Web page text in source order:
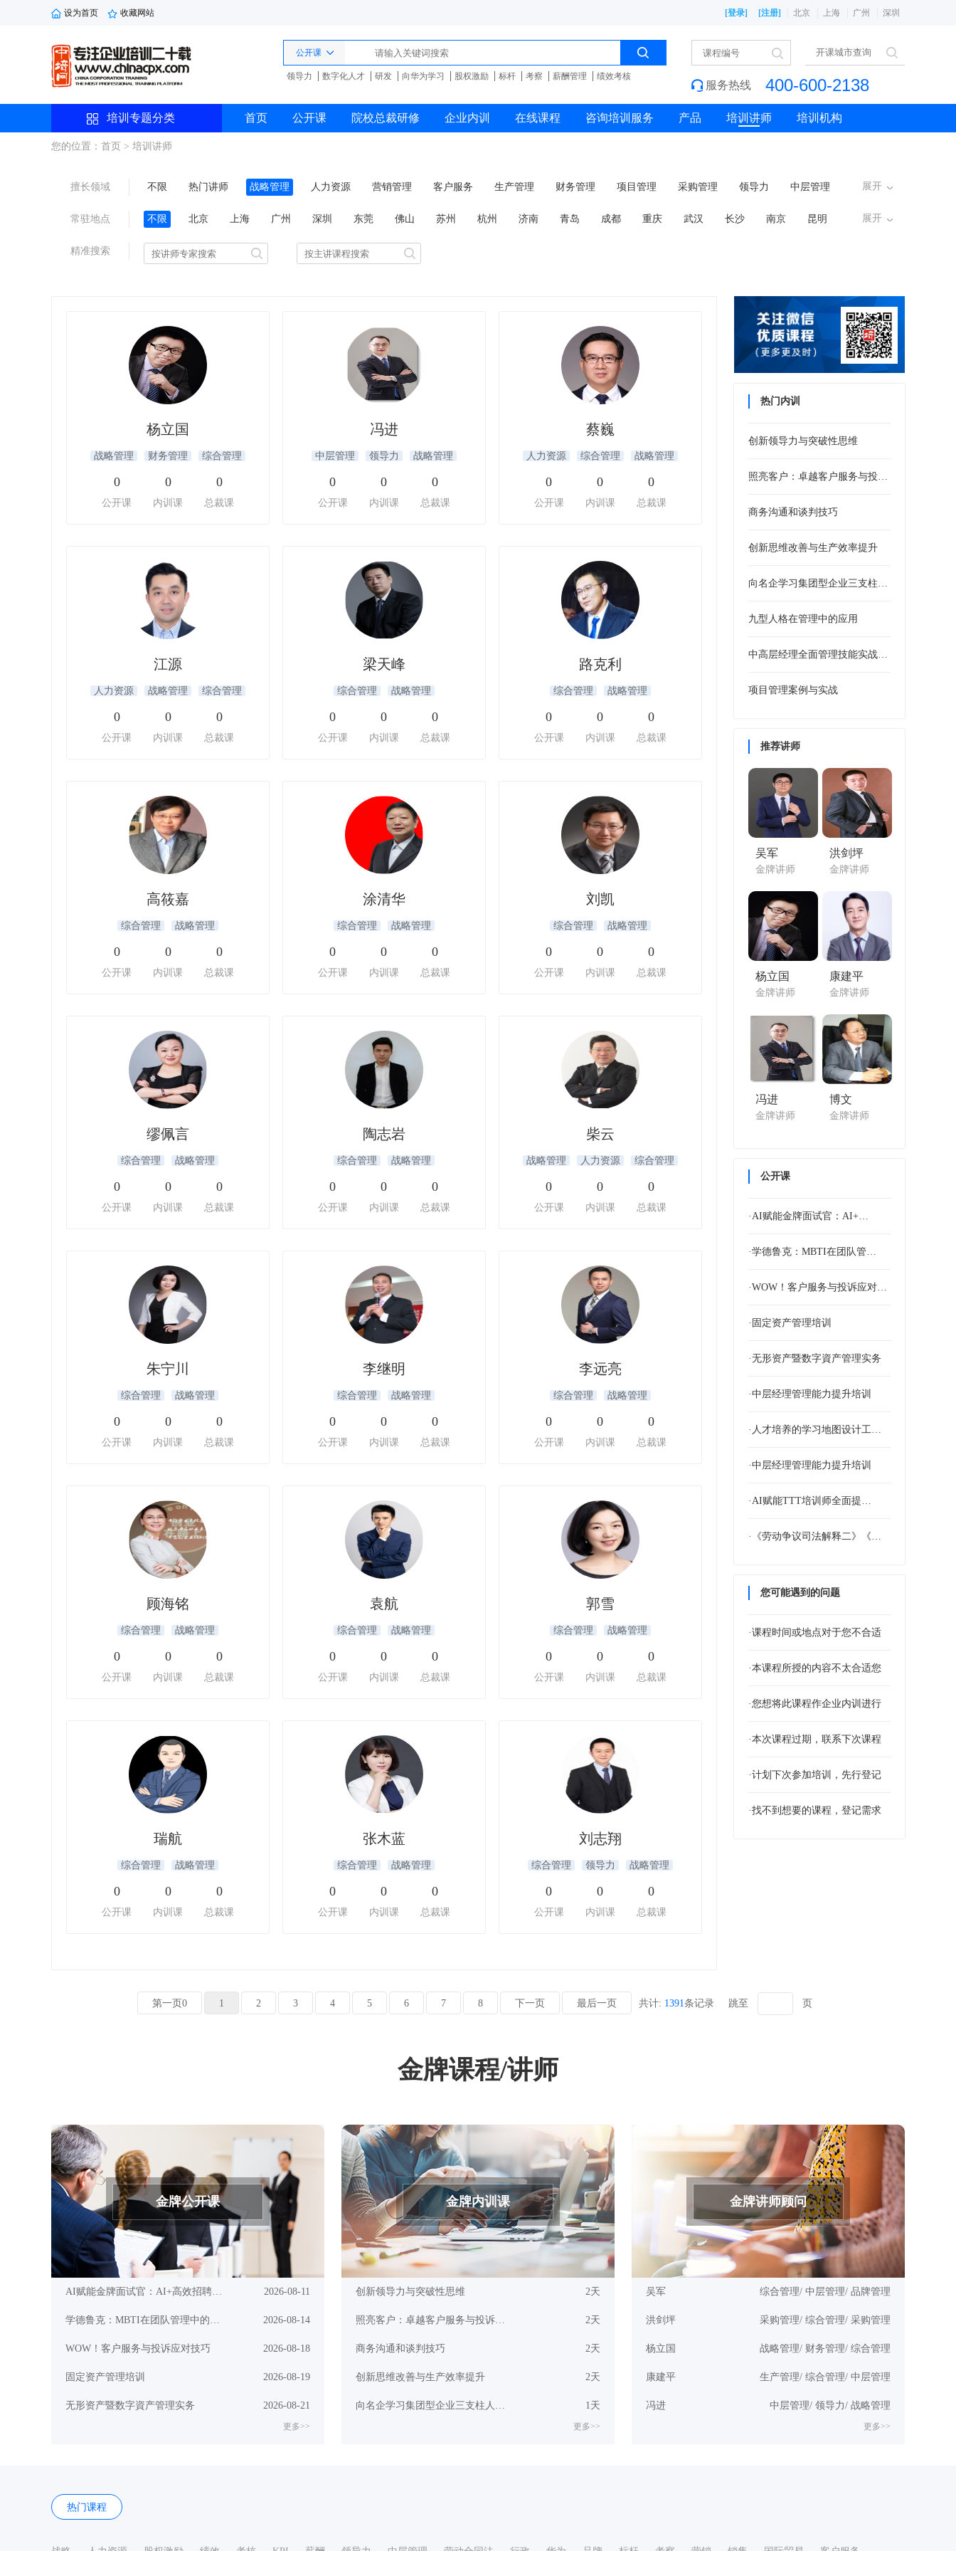
设为首页 收藏网站 [登录] [注册] 北京 上海 广州 深圳
公开课
领导力 数字化人才 研发 向华为学习 股权激励 标杆 考察 薪酬管理 绩效考核
服务热线 400-600-2138
培训专题分类 首页 公开课 院校总裁研修 企业内训 在线课程 咨询培训服务 产品 培训讲师 培训机构
您的位置：首页 > 培训讲师
擅长领域 不限 热门讲师 战略管理 人力资源 营销管理 客户服务 生产管理 财务管理 项目管理 采购管理 领导力
中层管理
展开
常驻地点 不限 北京 上海 广州 深圳 东莞 佛山 苏州 杭州 济南 青岛 成都 重庆 武汉 长沙 南京
昆明
展开
精准搜索
杨立国
战略管理 财务管理 综合管理
0
公开课
0
内训课
0
总裁课
冯进
中层管理 领导力 战略管理
0
公开课
0
内训课
0
总裁课
蔡巍
人力资源 综合管理 战略管理
0
公开课
0
内训课
0
总裁课
江源
人力资源 战略管理 综合管理
0
公开课
0
内训课
0
总裁课
梁天峰
综合管理 战略管理
0
公开课
0
内训课
0
总裁课
路克利
综合管理 战略管理
0
公开课
0
内训课
0
总裁课
高筱嘉
综合管理 战略管理
0
公开课
0
内训课
0
总裁课
涂清华
综合管理 战略管理
0
公开课
0
内训课
0
总裁课
刘凯
综合管理 战略管理
0
公开课
0
内训课
0
总裁课
缪佩言
综合管理 战略管理
0
公开课
0
内训课
0
总裁课
陶志岩
综合管理 战略管理
0
公开课
0
内训课
0
总裁课
柴云
战略管理 人力资源 综合管理
0
公开课
0
内训课
0
总裁课
朱宁川
综合管理 战略管理
0
公开课
0
内训课
0
总裁课
李继明
综合管理 战略管理
0
公开课
0
内训课
0
总裁课
李远亮
综合管理 战略管理
0
公开课
0
内训课
0
总裁课
顾海铭
综合管理 战略管理
0
公开课
0
内训课
0
总裁课
袁航
综合管理 战略管理
0
公开课
0
内训课
0
总裁课
郭雪
综合管理 战略管理
0
公开课
0
内训课
0
总裁课
瑞航
综合管理 战略管理
0
公开课
0
内训课
0
总裁课
张木蓝
综合管理 战略管理
0
公开课
0
内训课
0
总裁课
刘志翔
综合管理 领导力 战略管理
0
公开课
0
内训课
0
总裁课
热门内训
创新领导力与突破性思维
照亮客户：卓越客户服务与投诉处理培训
商务沟通和谈判技巧
创新思维改善与生产效率提升
向名企学习集团型企业三支柱人力资源管控模式
九型人格在管理中的应用
中高层经理全面管理技能实战训练
项目管理案例与实战
推荐讲师
吴军
金牌讲师
洪剑坪
金牌讲师
杨立国
金牌讲师
康建平
金牌讲师
冯进
金牌讲师
博文
金牌讲师
公开课
·AI赋能金牌面试官：AI+…
·学德鲁克：MBTI在团队管…
·WOW！客户服务与投诉应对…
·固定资产管理培训
·无形资产暨数字資产管理实务
·中层经理管理能力提升培训
·人才培养的学习地图设计工作…
·中层经理管理能力提升培训
·AI赋能TTT培训师全面提…
·《劳动争议司法解释二》《超…
您可能遇到的问题
·课程时间或地点对于您不合适
·本课程所授的内容不太合适您
·您想将此课程作企业内训进行
·本次课程过期，联系下次课程
·计划下次参加培训，先行登记
·找不到想要的课程，登记需求
第一页0 1 2 3 4 5 6 7 8 下一页 最后一页 共计: 1391条记录 跳至 页
金牌课程/讲师
金牌公开课
AI赋能金牌面试官：AI+高效招聘与面试技巧实战 2026-08-11
学德鲁克：MBTI在团队管理中的应用(测评认知篇) 2026-08-14
WOW！客户服务与投诉应对技巧 2026-08-18
固定资产管理培训 2026-08-19
无形资产暨数字資产管理实务 2026-08-21
更多>>
金牌内训课
创新领导力与突破性思维 2天
照亮客户：卓越客户服务与投诉处理培训 2天
商务沟通和谈判技巧 2天
创新思维改善与生产效率提升 2天
向名企学习集团型企业三支柱人力资源管控模式 1天
更多>>
金牌讲师顾问
吴军 综合管理/ 中层管理/ 品牌管理
洪剑坪 采购管理/ 综合管理/ 采购管理
杨立国 战略管理/ 财务管理/ 综合管理
康建平 生产管理/ 综合管理/ 中层管理
冯进 中层管理/ 领导力/ 战略管理
更多>>
热门课程